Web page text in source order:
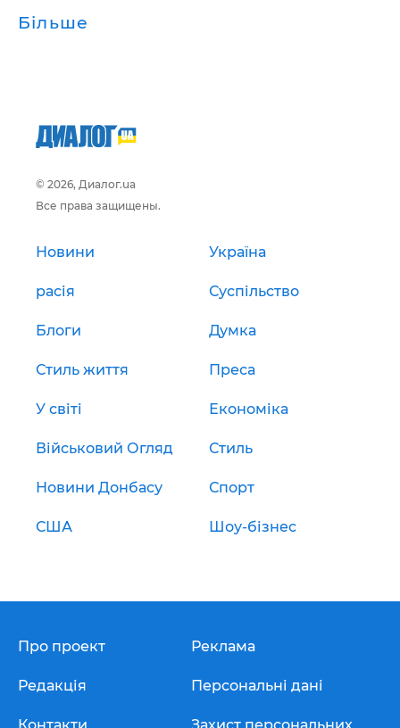
Більше
© 2026, Диалог.ua
Все права защищены.
Новини Україна
расія Суспільство
Блоги Думка
Стиль життя Преса
У світі Економіка
Військовий Огляд Стиль
Новини Донбасу Спорт
США Шоу-бізнес
Про проект
Редакція
Реклама
Персональні дані